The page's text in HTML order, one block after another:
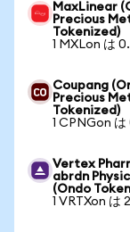
MaxLinear
Precious
Tokenized)
1 MXLon は
Coupang
Precious
Tokenized)
1 CPNGon
Vertex
abrdn
(Ondo
1 VRTXon は